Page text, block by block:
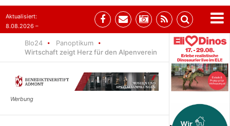
Aktualisiert:
8.08.2026 –
Blo24
Panoptikum
Wirtschaft zeigt Herz für den Alpenverein